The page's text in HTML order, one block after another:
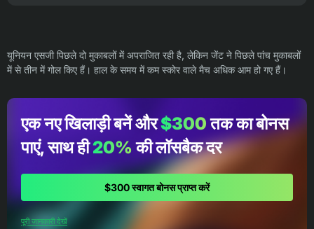
यूनियन एसजी पिछले दो मुकाबलों में अपराजित रही है, लेकिन जेंट ने पिछले पांच मुकाबलों
में से तीन में गोल किए हैं। हाल के समय में कम स्कोर वाले मैच अधिक आम हो गए हैं।
एक नए खिलाड़ी बनें और$300तक का बोनस
पाएं, साथ ही20%की लॉसबैक दर
$300 स्वागत बोनस प्राप्त करें
पूरी जानकारी देखें